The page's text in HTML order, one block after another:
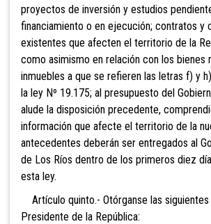
proyectos de inversión y estudios
financiamiento o en ejecución; contratos y
existentes que afecten el territorio de la
como asimismo en relación con los bienes
inmuebles a que se refieren las letras f) y
la ley Nº 19.175; al presupuesto del
alude la disposición precedente,
información que afecte el territorio de la
antecedentes deberán ser entregados al
de Los Ríos dentro de los primeros diez
esta ley.
Artículo quinto.- Otórganse las
Presidente de la República: